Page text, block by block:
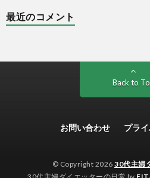
最近のコメント
Back to
お問い合わせ プラ
© Copyright 2026 30代主婦